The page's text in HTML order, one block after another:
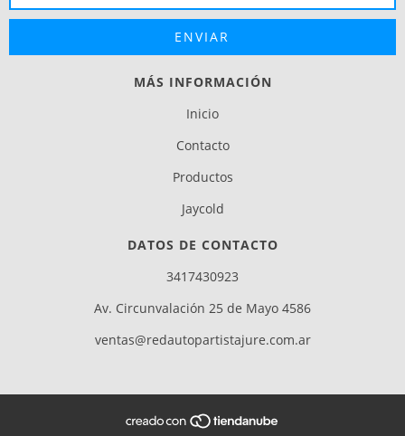
MÁS INFORMACIÓN
Inicio
Contacto
Productos
Jaycold
DATOS DE CONTACTO
3417430923
Av. Circunvalación 25 de Mayo 4586
ventas@redautopartistajure.com.ar